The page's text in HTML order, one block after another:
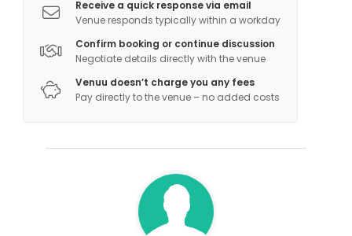
Receive a quick response via email
Venue responds typically within a workday
Confirm booking or continue discussion
Negotiate details directly with the venue
Venuu doesn’t charge you any fees
Pay directly to the venue – no added costs